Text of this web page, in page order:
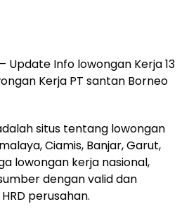
Update Info lowongan Kerja 13
Kerja PT santan Borneo
situs tentang lowongan
Ciamis, Banjar, Garut,
lowongan kerja nasional,
dengan valid dan
perusahan.